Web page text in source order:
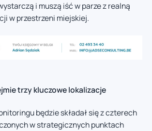
i muszą iść w parze z realną
w przestrzeni miejskiej.
trzy kluczowe lokalizacje
będzie składał się z czterech
w strategicznych punktach